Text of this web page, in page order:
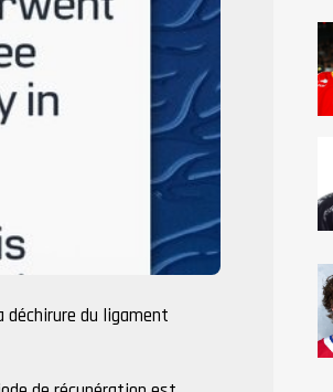
déchirure du ligament